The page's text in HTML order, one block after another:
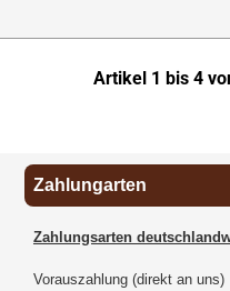
Artikel 1 bis 4
Zahlungarten
Zahlungsarten
Vorauszahlung (direkt an uns)